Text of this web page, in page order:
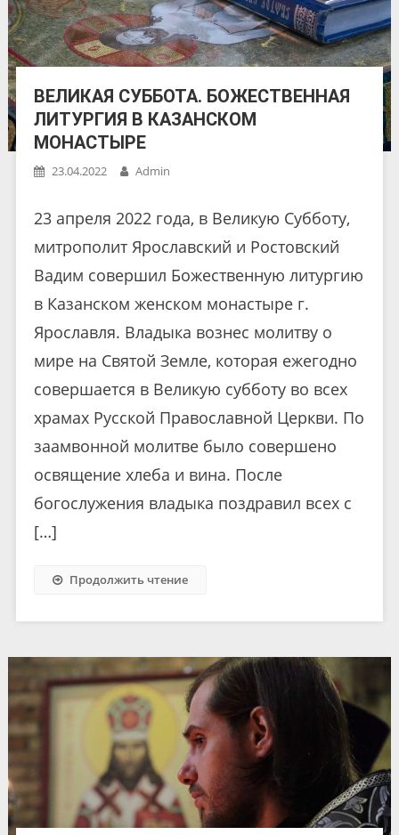
ВЕЛИКАЯ СУББОТА. БОЖЕСТВЕННАЯ
ЛИТУРГИЯ В КАЗАНСКОМ
МОНАСТЫРЕ
23.04.2022 Admin
23 апреля 2022 года, в Великую Субботу,
митрополит Ярославский и Ростовский
Вадим совершил Божественную литургию
в Казанском женском монастыре г.
Ярославля. Владыка вознес молитву о
мире на Святой Земле, которая ежегодно
совершается в Великую субботу во всех
храмах Русской Православной Церкви. По
заамвонной молитве было совершено
освящение хлеба и вина. После
богослужения владыка поздравил всех с
[…]
Продолжить чтение